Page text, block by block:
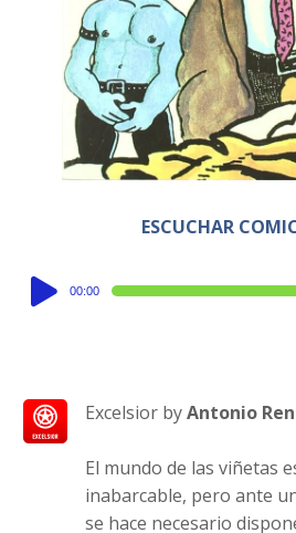
ESCUCHAR
Audio
00:00
Excelsior byAntonio
El mundo de las viñetas
inabarcable, pero ante
se hace necesario